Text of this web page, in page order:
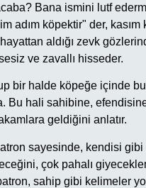
Bana ismini lutf
adım köpektir" der,
aldığı zevk
ve zavallı hisseder.
bir halde köpeğe içinde
Bu hali sahibine,
geldiğini anlatır.
sayesinde, kendisi gibi
çok pahalı
sahip gibi kelimeler